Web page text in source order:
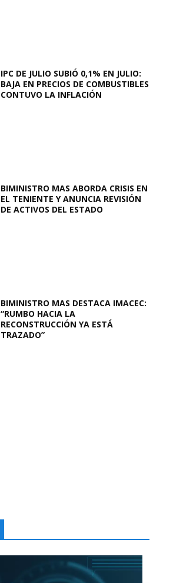
IPC DE JULIO SUBIÓ 0,1% EN JULIO:
BAJA EN PRECIOS DE COMBUSTIBLES
CONTUVO LA INFLACIÓN
BIMINISTRO MAS ABORDA CRISIS EN
EL TENIENTE Y ANUNCIA REVISIÓN
DE ACTIVOS DEL ESTADO
BIMINISTRO MAS DESTACA IMACEC:
“RUMBO HACIA LA
RECONSTRUCCIÓN YA ESTÁ
TRAZADO”